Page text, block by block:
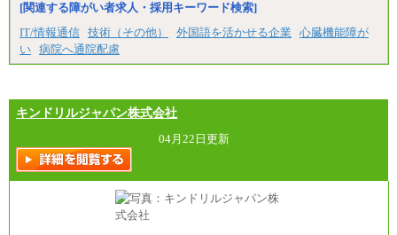
※1…東京都、埼玉県、千葉県、神奈川県
※3…愛知県、静岡県
※4…北海道、宮城県、栃木県、群馬県、長野県、新
潟県、富山県、石川県、岡山県、広島県、山口県、
分県、長崎県、熊本県、宮崎県、鹿児島県、沖縄
県、福島県、山形県
◆パート・アルバイト
時給制：最低時給額 1,050円～ ※勤務地により異な
る。
【エアサーブ】
月給223,000円～
・試用期間中も給与変更なし
5,000円含む
大学院卒：266,100円
大学卒：240,000円
高専卒：234,800円
短大・専門3年制卒：225,300円
中途：
【全職種共通】
〔正社員〕
月給212,900円～330,000円
※実務経験に応じてご相談させていただきます（上
記金額を超える可能性あり）
※職種8）を除き、正社員の場合勤務地は本社のみと
なります
※交通費：月5万円まで
[関連する障がい者求人・採用キーワード検索]
IT/情報通信 技術（その他） 外国語を活かせる企業
心臓機能障が
い 病院へ通院配慮
キンドリルジャパン株式会社
04月22日更新